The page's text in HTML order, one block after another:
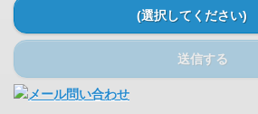
(選択してください)
送信する